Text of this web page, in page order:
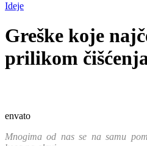
Ideje
Greške koje
prilikom
envato
Mnogima od nas se na samu